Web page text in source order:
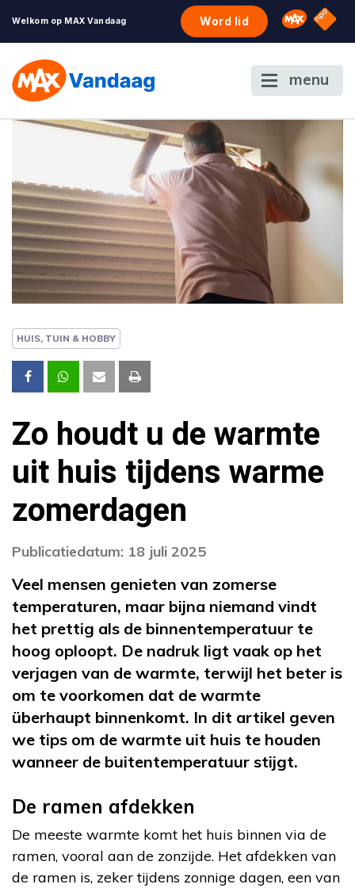
Welkom op MAX Vandaag Word lid Omroep
NPO
menu
HUIS, TUIN & HOBBY
Zo houdt u de warmte
uit huis tijdens warme
zomerdagen
Publicatiedatum: 18 juli 2025
Veel mensen genieten van zomerse
temperaturen, maar bijna niemand vindt
het prettig als de binnentemperatuur te
hoog oploopt. De nadruk ligt vaak op het
verjagen van de warmte, terwijl het beter is
om te voorkomen dat de warmte
überhaupt binnenkomt. In dit artikel geven
we tips om de warmte uit huis te houden
wanneer de buitentemperatuur stijgt.
De ramen afdekken
De meeste warmte komt het huis binnen via de
ramen, vooral aan de zonzijde. Het afdekken van
de ramen is, zeker tijdens zonnige dagen, een van